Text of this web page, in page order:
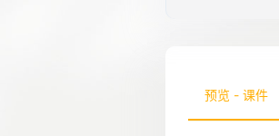
预览 - 课件